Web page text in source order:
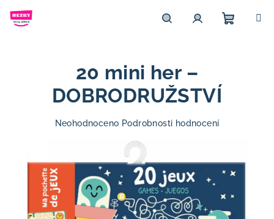
obsah
20 mini her –
DOBRODRUŽSTVÍ
Průměrné
0,0
z
5
hvězdiček.
Neohodnoceno Podrobnosti hodnocení